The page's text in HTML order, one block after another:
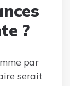
?
par
serait